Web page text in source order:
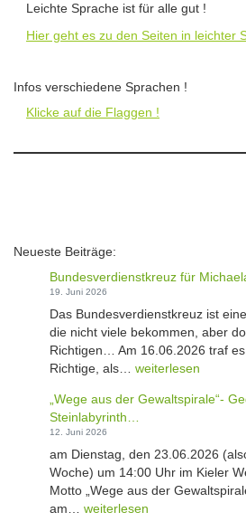
Leichte Sprache ist für alle gut !
Hier geht es zu den Seiten in leichter
Infos verschiedene Sprachen !
Klicke auf die Flaggen !
Neueste Beiträge:
Bundesverdienstkreuz für
19. Juni 2026
Das Bundesverdienstkreuz ist
die nicht viele bekommen, aber
Richtigen… Am 16.06.2026 traf
Richtige, als… B
n
d
s
v
e
r
weiterlesen
„Wege aus der Gewaltspirale“-
Steinlabyrinth…
12. Juni 2026
am Dienstag, den 23.06.2026
Woche) um 14:00 Uhr im Kieler
Motto „Wege aus der
am… „weiterlesen